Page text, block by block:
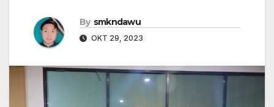
By smkndawu
OKT 29, 2023